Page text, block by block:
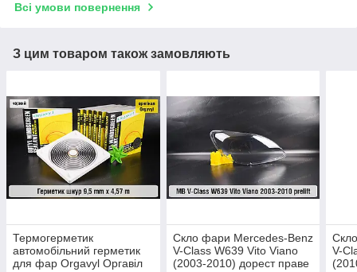
Всі умови повернення
З цим товаром також замовляють
Термогерметик
автомобільний герметик
для фар Orgavyl Оргавіл
Скло фари Mercedes-Benz
V-Class W639 Vito Viano
(2003-2010) дорест праве
V-